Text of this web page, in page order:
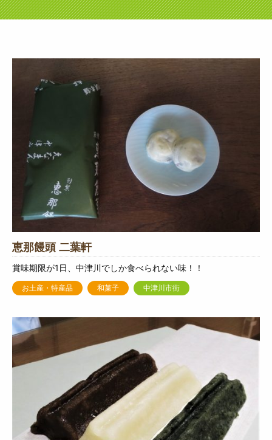
恵那饅頭 二葉軒
賞味期限が1日、中津川でしか食べられない味！！
お土産・特産品 和菓子 中津川市街